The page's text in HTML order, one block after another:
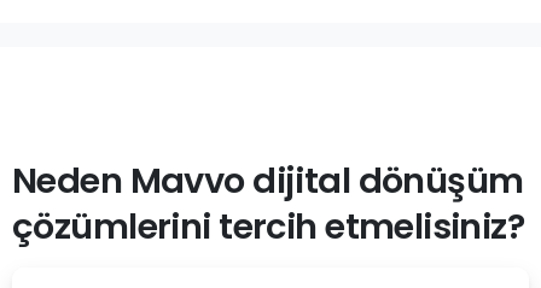
Neden Mavvo dijital dönüşüm
çözümlerini tercihetmelisiniz?